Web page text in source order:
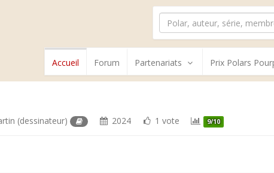
Accueil Forum Partenariats Prix Polars
(dessinateur) 2024 1 vote 9/10